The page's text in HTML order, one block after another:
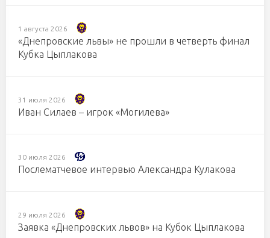
1 августа 2026
«Днепровские львы» не прошли в четверть финал
Кубка Цыплакова
31 июля 2026
Иван Силаев – игрок «Могилева»
30 июля 2026
Послематчевое интервью Александра Кулакова
29 июля 2026
Заявка «Днепровских львов» на Кубок Цыплакова